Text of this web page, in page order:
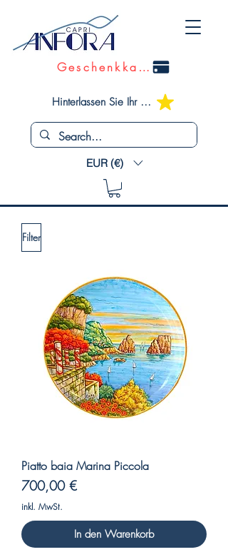
Geschenkkarte
Hinterlassen Sie Ihr Feedback
EUR (€)
Filter
Piatto baia Marina Piccola
Preis
700,00 €
inkl. MwSt.
In den Warenkorb